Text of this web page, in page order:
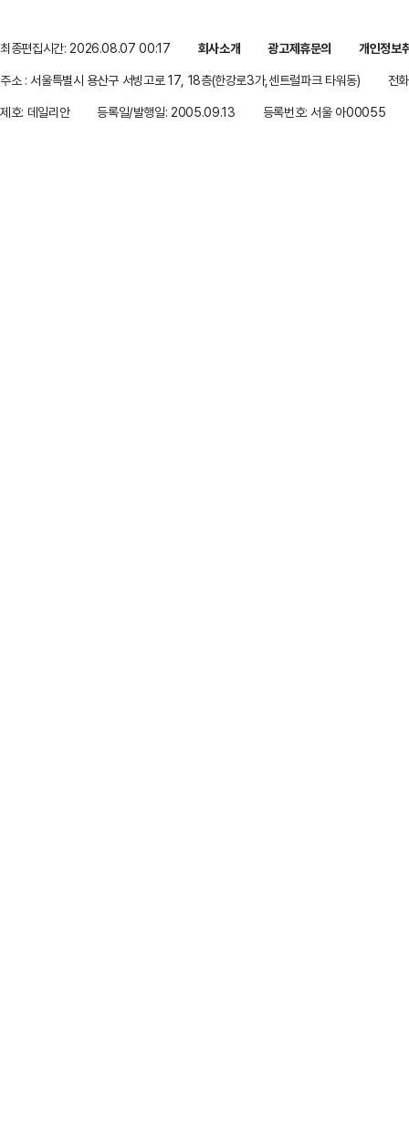
최종편집시간: 2026.08.07 00:17 회사소개 광고제휴문의
개인정보
주소 : 서울특별시 용산구 서빙고로 17, 18층(한강로3가,센트럴파크 타워동)
전
제호: 데일리안
등록일/발행일: 2005.09.13 등록번호: 서울 아00055